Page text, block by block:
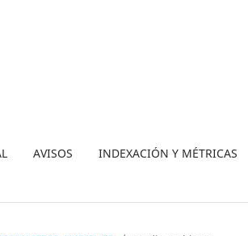
AVISOS INDEXACIÓN Y MÉTRICAS